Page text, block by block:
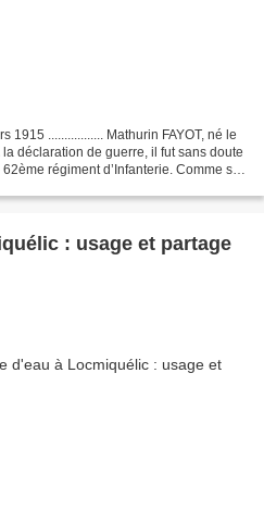
1915 ................. Mathurin FAYOT, né le
déclaration de guerre, il fut sans doute
régiment d’Infanterie. Comme ses
: usage et partage